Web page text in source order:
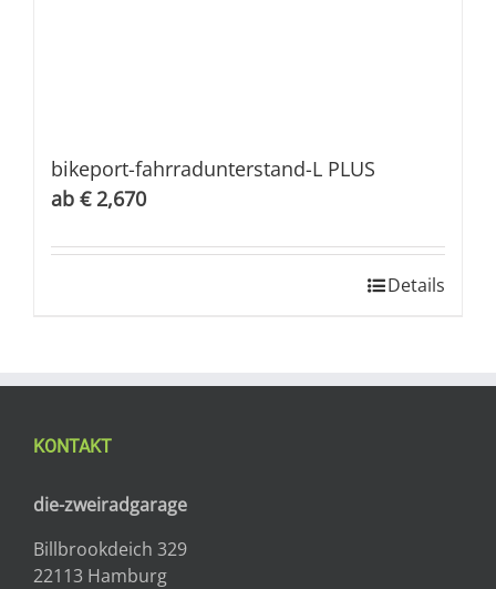
bikeport-fahrradunterstand-L PLUS
€2,670
Details
KONTAKT
die-zweiradgarage
Billbrookdeich 329
22113 Hamburg